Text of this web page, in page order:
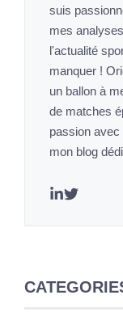
suis
mes
l'actualité
manquer !
un ballon à
de matches
passion
mon blog